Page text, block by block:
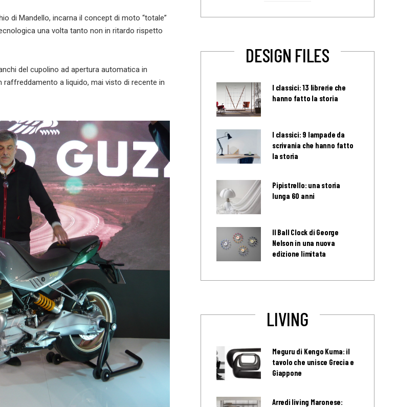
di Mandello, incarna il concept di moto “totale”
una volta tanto non in ritardo rispetto
del cupolino ad apertura automatica in
a liquido, mai visto di recente in
DESIGN FILES
I classici: 13 librerie che
hanno fatto la storia
I classici: 9 lampade da
scrivania che hanno fatto
la storia
Pipistrello: una storia
lunga 60 anni
Il Ball Clock di George
Nelson in una nuova
edizione limitata
LIVING
Meguru di Kengo Kuma: il
tavolo che unisce Grecia e
Giappone
Arredi living Maronese: